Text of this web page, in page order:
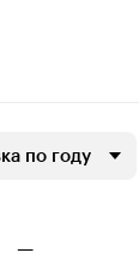
по году
—